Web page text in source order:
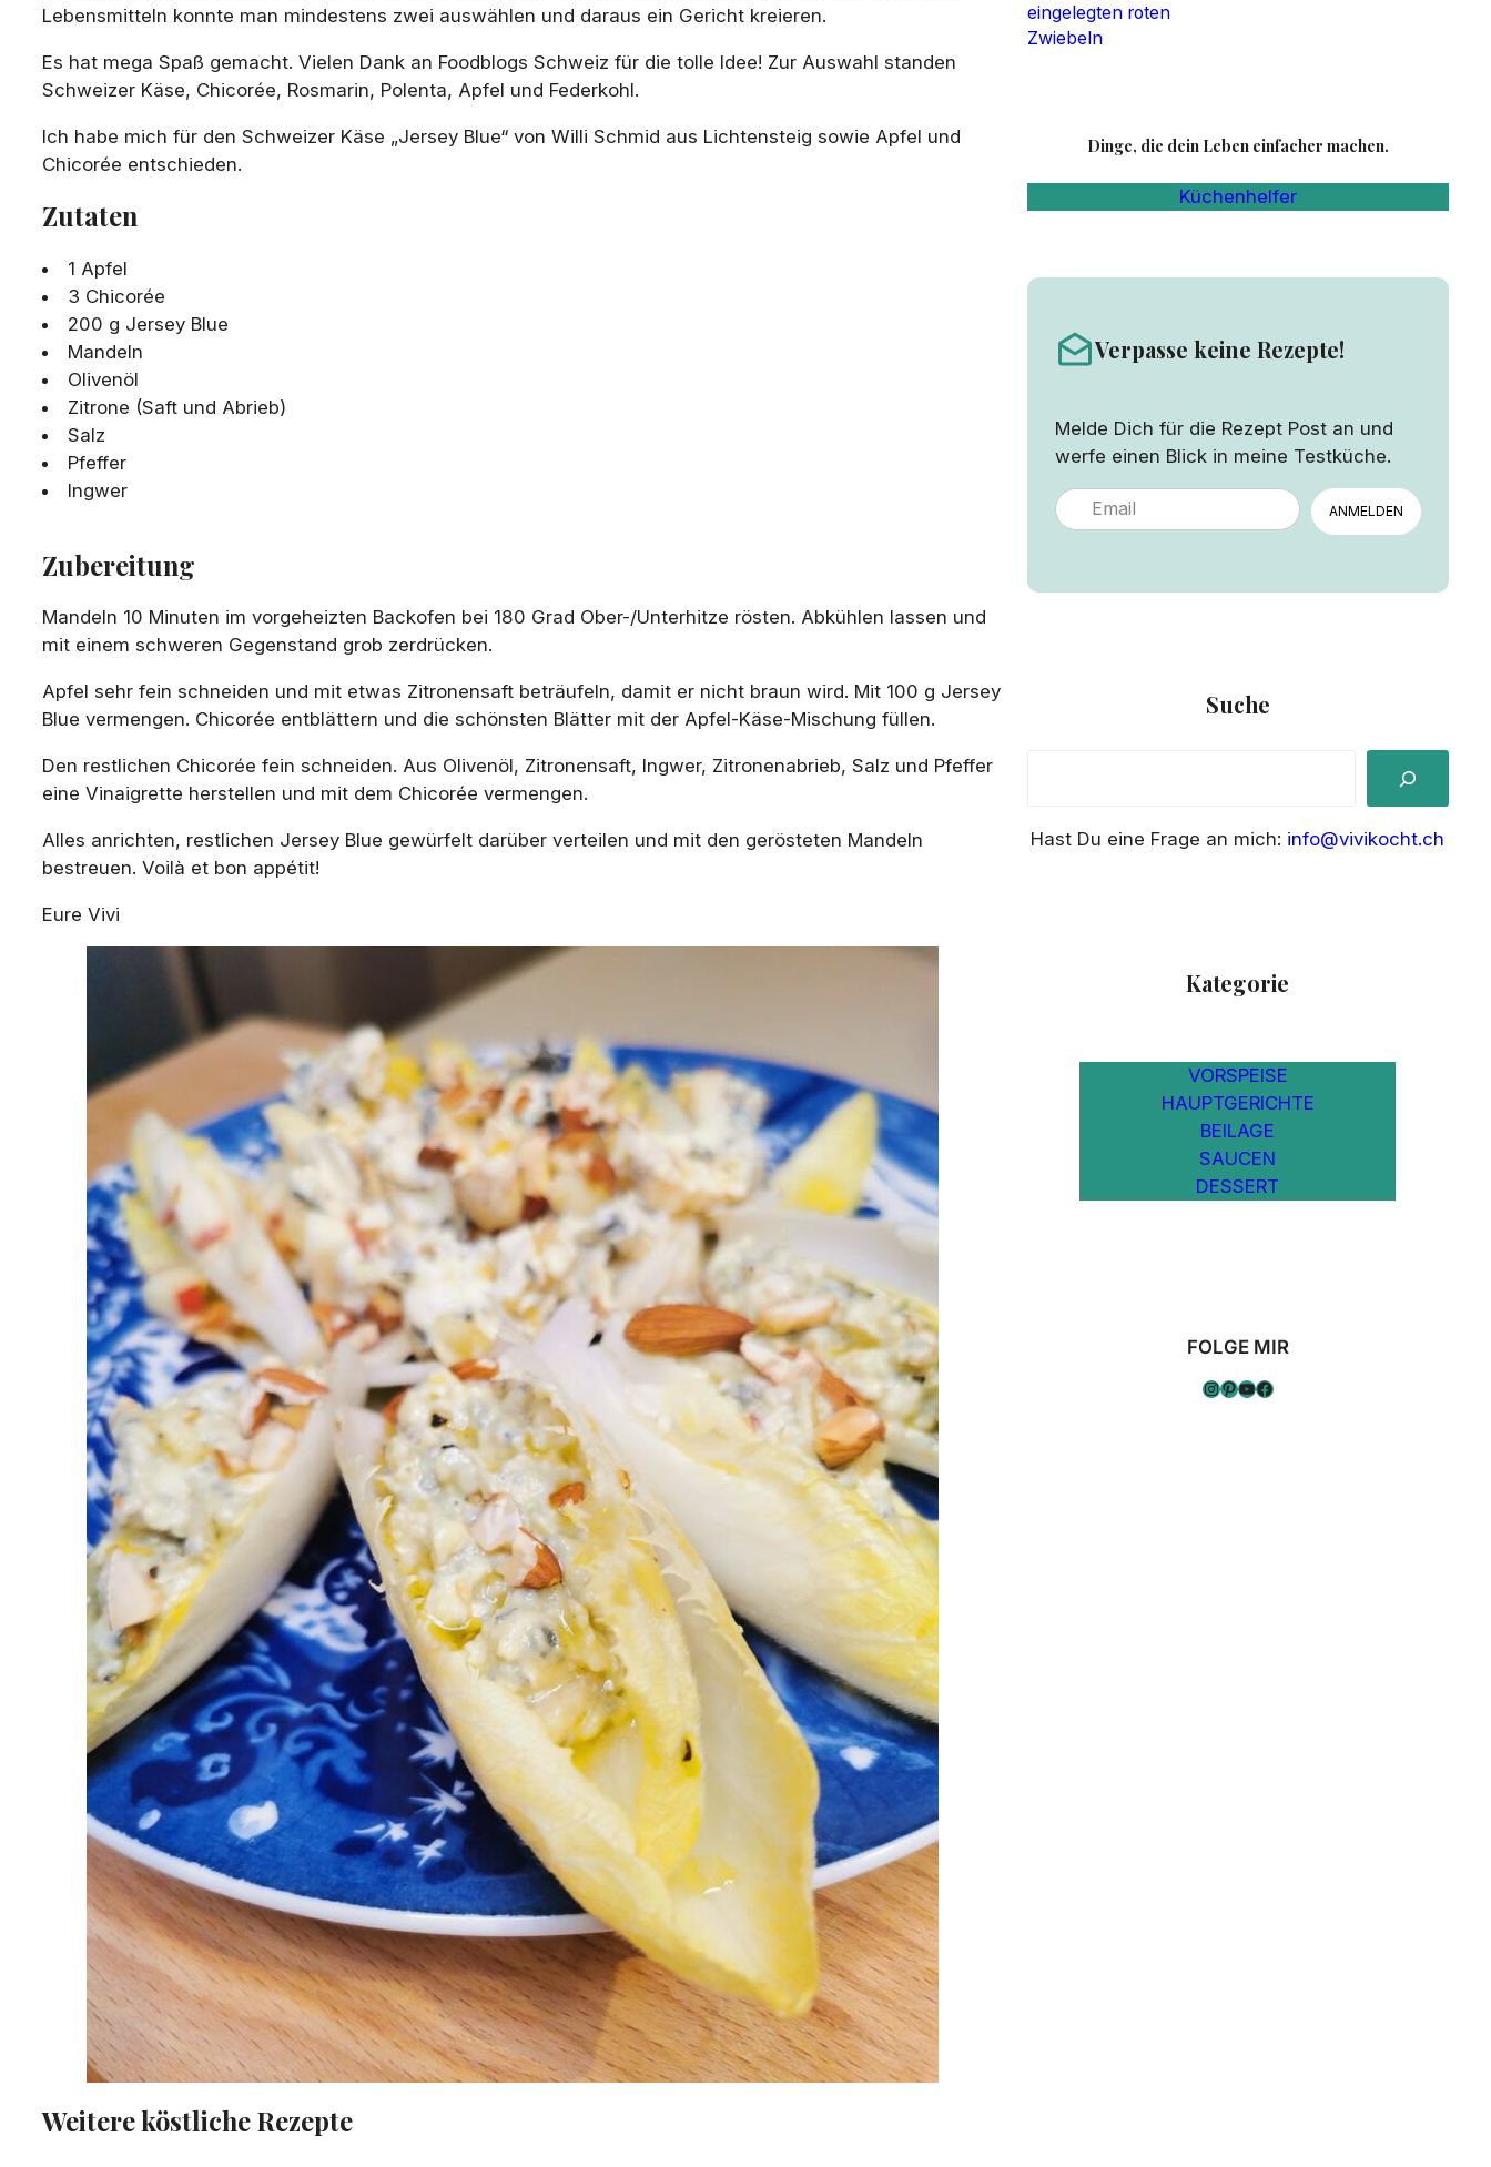
Lebensmitteln konnte man mindestens zwei auswählen und daraus ein Gericht kreieren.
Es hat mega Spaß gemacht. Vielen Dank an Foodblogs Schweiz für die tolle Idee! Zur Auswahl standen
Schweizer Käse, Chicorée, Rosmarin, Polenta, Apfel und Federkohl.
Ich habe mich für den Schweizer Käse „Jersey Blue“ von Willi Schmid aus Lichtensteig sowie Apfel und
Chicorée entschieden.
Zutaten
1 Apfel
3 Chicorée
200 g Jersey Blue
Mandeln
Olivenöl
Zitrone (Saft und Abrieb)
Salz
Pfeffer
Ingwer
Zubereitung
Mandeln 10 Minuten im vorgeheizten Backofen bei 180 Grad Ober-/Unterhitze rösten. Abkühlen lassen und
mit einem schweren Gegenstand grob zerdrücken.
Apfel sehr fein schneiden und mit etwas Zitronensaft beträufeln, damit er nicht braun wird. Mit 100 g Jersey
Blue vermengen. Chicorée entblättern und die schönsten Blätter mit der Apfel-Käse-Mischung füllen.
Den restlichen Chicorée fein schneiden. Aus Olivenöl, Zitronensaft, Ingwer, Zitronenabrieb, Salz und Pfeffer
eine Vinaigrette herstellen und mit dem Chicorée vermengen.
Alles anrichten, restlichen Jersey Blue gewürfelt darüber verteilen und mit den gerösteten Mandeln
bestreuen. Voilà et bon appétit!
Eure Vivi
Weitere köstliche Rezepte
eingelegten roten
Zwiebeln
Dinge, die dein Leben einfacher machen.
Küchenhelfer
Verpasse keine Rezepte!
Melde Dich für die Rezept Post an und
werfe einen Blick in meine Testküche.
ANMELDEN
Suche
rHast Du eine Frage an mich: info@vivikocht.ch
Kategorie
VORSPEISE
HAUPTGERICHTE
BEILAGE
SAUCEN
DESSERT
FOLGE MIR
InstagramPinterest YouTube Facebook